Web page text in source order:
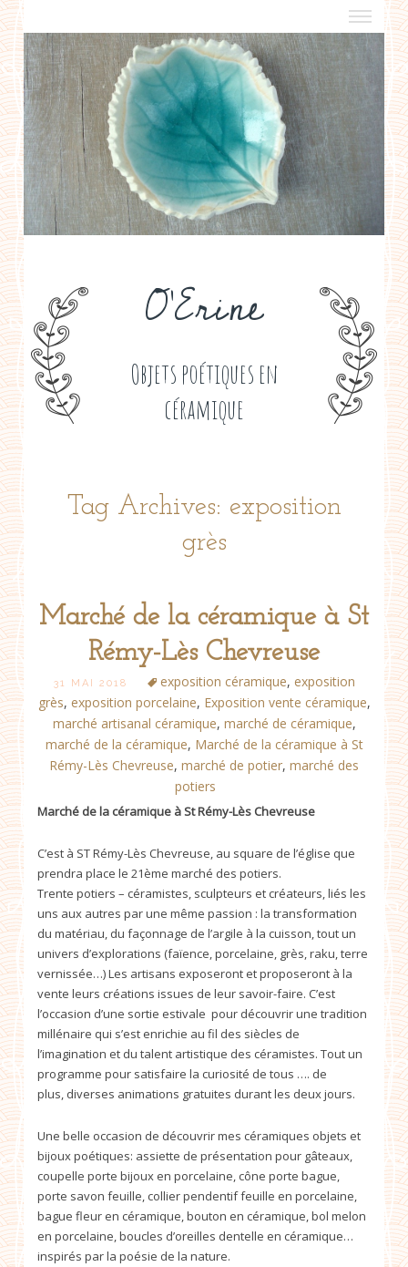
O'Erine
Objets poétiques en
céramique
a propos
boutiques de créateurs
contact
politique de confidentialité
Tag Archives: exposition
grès
Marché de la céramique à St
Rémy-Lès Chevreuse
31 MAI 2018 exposition céramique, exposition
grès, exposition porcelaine, Exposition vente céramique,
marché artisanal céramique, marché de céramique,
marché de la céramique, Marché de la céramique à St
Rémy-Lès Chevreuse, marché de potier, marché des
potiers
Marché de la céramique à St Rémy-Lès Chevreuse
C’est à ST Rémy-Lès Chevreuse, au square de l’église que
prendra place le 21ème marché des potiers.
Trente potiers – céramistes, sculpteurs et créateurs, liés les
uns aux autres par une même passion : la transformation
du matériau, du façonnage de l’argile à la cuisson, tout un
univers d’explorations (faïence, porcelaine, grès, raku, terre
vernissée…) Les artisans exposeront et proposeront à la
vente leurs créations issues de leur savoir-faire. C’est
l’occasion d’une sortie estivale pour découvrir une tradition
millénaire qui s’est enrichie au fil des siècles de
l’imagination et du talent artistique des céramistes. Tout un
programme pour satisfaire la curiosité de tous …. de
plus, diverses animations gratuites durant les deux jours.
Une belle occasion de découvrir mes céramiques objets et
bijoux poétiques: assiette de présentation pour gâteaux,
coupelle porte bijoux en porcelaine, cône porte bague,
porte savon feuille, collier pendentif feuille en porcelaine,
bague fleur en céramique, bouton en céramique, bol melon
en porcelaine, boucles d’oreilles dentelle en céramique…
inspirés par la poésie de la nature.